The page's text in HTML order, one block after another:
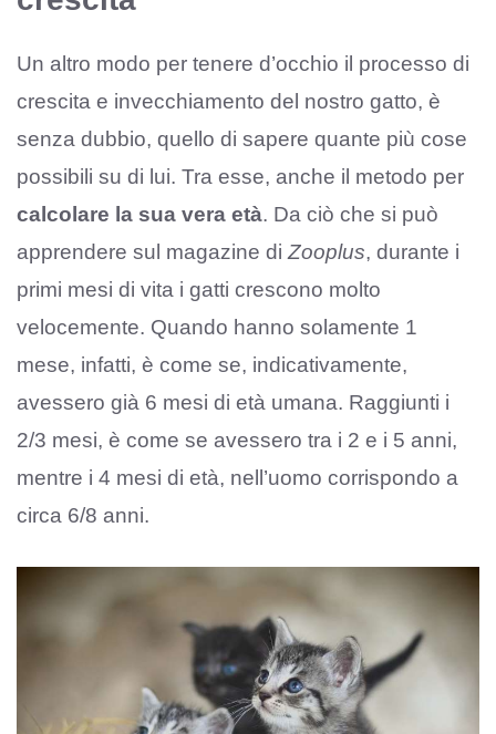
Un altro modo per tenere d’occhio il processo di
crescita e invecchiamento del nostro gatto, è
senza dubbio, quello di sapere quante più cose
possibili su di lui. Tra esse, anche il metodo per
calcolare la sua vera età. Da ciò che si può
apprendere sul magazine diZooplus, durante i
primi mesi di vita i gatti crescono molto
velocemente. Quando hanno solamente 1
mese, infatti, è come se, indicativamente,
avessero già 6 mesi di età umana. Raggiunti i
2/3 mesi, è come se avessero tra i 2 e i 5 anni,
mentre i 4 mesi di età, nell’uomo corrispondo a
circa 6/8 anni.